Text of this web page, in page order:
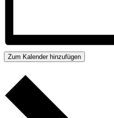
Zum Kalender hinzufügen